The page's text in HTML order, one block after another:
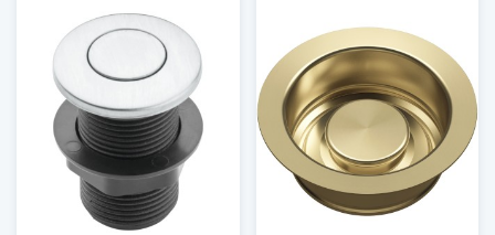
čištění. Drtič má dlouhou životnost a jediné, co je
občas potřeba udělat, je vyčistit ochrannou
manžetu v hrdle drtiče, která je vyjímatelná přímo
z dřezu. Jinak se o drtič prakticky vůbec
nemusíte starat.
Proč koupit drtič odpadu na našem e-
shopu?
Protože nabízíme nejen kvalitní drtiče odpadu,